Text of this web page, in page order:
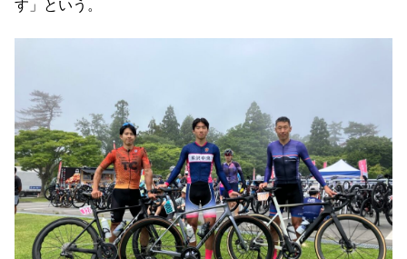
す」という。